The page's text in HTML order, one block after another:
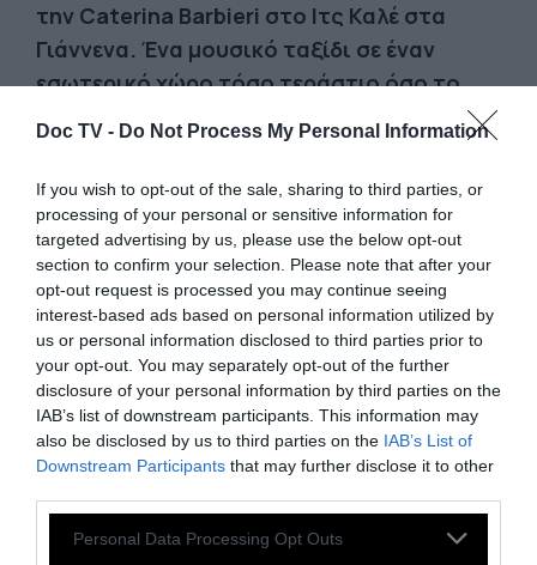
Doc TV - Do Not Process My Personal Information
If you wish to opt-out of the sale, sharing to third parties, or
processing of your personal or sensitive information for
targeted advertising by us, please use the below opt-out
section to confirm your selection. Please note that after your
opt-out request is processed you may continue seeing
interest-based ads based on personal information utilized by
us or personal information disclosed to third parties prior to
your opt-out. You may separately opt-out of the further
disclosure of your personal information by third parties on the
IAB’s list of downstream participants. This information may
also be disclosed by us to third parties on the IAB’s List of
Downstream Participants that may further disclose it to other
Personal Data Processing Opt Outs
την Caterina Barbieri στο Ιτς Καλέ στα
Γιάννενα. Ένα μουσικό ταξίδι σε έναν
εσωτερικό χώρο τόσο τεράστιο όσο το
σύμπαν και, συγχρόνως, τόσο στενά
προσωπικό όσο ένας παλμός της καρδιάς.
ΤοPitchforkέχει περιγράψει τη μουσική της
ως «ένα ταξίδι που σου αλλάζει το μυαλό»
και «μια ονειρομηχανή για τα αυτιά». Ο
δίσκος “Spirit Exit” (2022), χαρακτηρίστηκε
από τοNPR«βαθιά ψυχεδελικός και, κατ’
επέκταση, ανατρεπτικός· όπως συμβαίνει και
με τη φύση, οι επιπτώσεις του δεν μπορούν
ακριβώς να οριοθετηθούν ή να
προβλεφθούν».